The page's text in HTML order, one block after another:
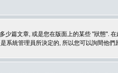
篇文章, 或是您在版面上的某些 "狀態".
系統管理員所決定的, 所以您可以詢間他